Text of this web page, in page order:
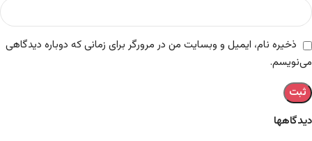
دیدگاهها
ذخیره نام، ایمیل و وبسایت من در مرورگر برای زمانی که دوباره دیدگاهی
می‌نویسم.